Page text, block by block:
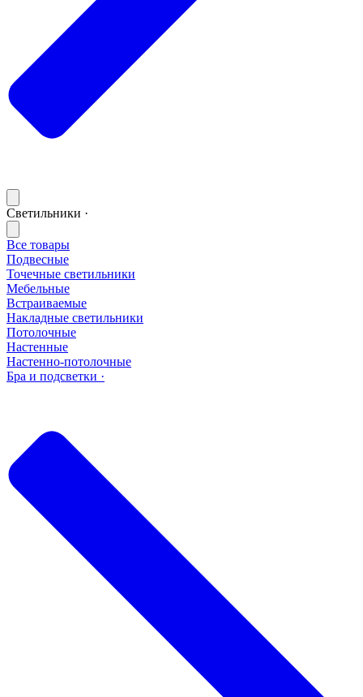
Светильники ·
Все товары
Подвесные
Точечные светильники
Мебельные
Встраиваемые
Накладные светильники
Потолочные
Настенные
Настенно-потолочные
Бра и подсветки ·